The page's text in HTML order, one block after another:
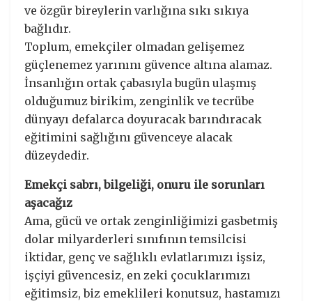
ve özgür bireylerin varlığına sıkı sıkıya
bağlıdır.
Toplum, emekçiler olmadan gelişemez
güçlenemez yarınını güvence altına alamaz.
İnsanlığın ortak çabasıyla bugün ulaşmış
olduğumuz birikim, zenginlik ve tecrübe
dünyayı defalarca doyuracak barındıracak
eğitimini sağlığını güvenceye alacak
düzeydedir.
Emekçi sabrı, bilgeliği, onuru ile sorunları
aşacağız
Ama, gücü ve ortak zenginliğimizi gasbetmiş
dolar milyarderleri sınıfının temsilcisi
iktidar, genç ve sağlıklı evlatlarımızı işsiz,
işçiyi güvencesiz, en zeki çocuklarımızı
eğitimsiz, biz emeklileri konutsuz, hastamızı